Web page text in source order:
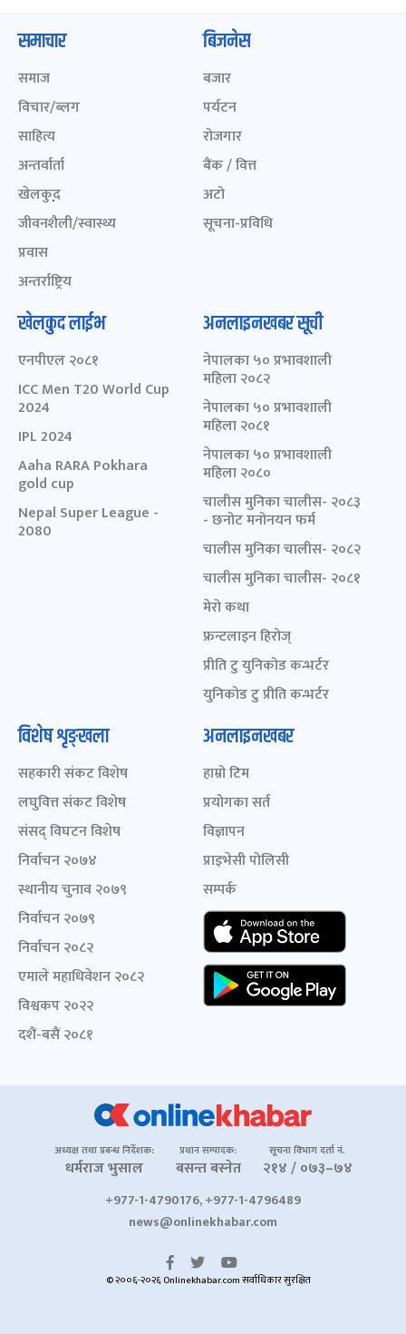
समाचार
समाज
विचार/ब्लग
साहित्य
अन्तर्वार्ता
खेलकुद़़
जीवनशैली/स्वास्थ्य
प्रवास
अन्तर्राष्ट्रिय
बिजनेस
बजार
पर्यटन
रोजगार
बैंक / वित्त
अटो
सूचना-प्रविधि
खेलकुद लाईभ
एनपीएल २०८१
ICC Men T20 World Cup
2024
IPL 2024
Aaha RARA Pokhara
gold cup
Nepal Super League -
2080
अनलाइनखबर सूची
नेपालका ५० प्रभावशाली
महिला २०८२
नेपालका ५० प्रभावशाली
महिला २०८१
नेपालका ५० प्रभावशाली
महिला २०८०
चालीस मुनिका चालीस- २०८३
- छनोट मनोनयन फर्म
चालीस मुनिका चालीस- २०८२
चालीस मुनिका चालीस- २०८१
मेरो कथा
फ्रन्टलाइन हिरोज्
प्रीति टु युनिकोड कन्भर्टर
युनिकोड टु प्रीति कन्भर्टर
विशेष शृङ्खला
सहकारी संकट विशेष
लघुवित्त संकट विशेष
संसद् विघटन विशेष
निर्वाचन २०७४
स्थानीय चुनाव २०७९
निर्वाचन २०७९
निर्वाचन २०८२
एमाले महाधिवेशन २०८२
विश्वकप २०२२
दशैं-बसैं २०८१
अनलाइनखबर
हाम्रो टिम
प्रयोगका सर्त
विज्ञापन
प्राइभेसी पोलिसी
सम्पर्क
अध्यक्ष तथा प्रबन्ध निर्देशक:
धर्मराज भुसाल
प्रधान सम्पादक:
बसन्त बस्नेत
सूचना विभाग दर्ता नं.
२१४ / ०७३–७४
+977-1-4790176, +977-1-4796489
news@onlinekhabar.com
© २००६-२०२६ Onlinekhabar.com सर्वाधिकार सुरक्षित